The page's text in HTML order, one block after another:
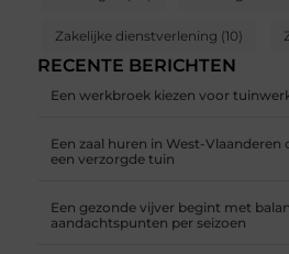
Zakelijke dienstverlening (10)
RECENTE BERICHTEN
Een werkbroek kiezen voor
Een zaal huren in West-
een verzorgde tuin
Een gezonde vijver begint met
aandachtspunten per seizoen